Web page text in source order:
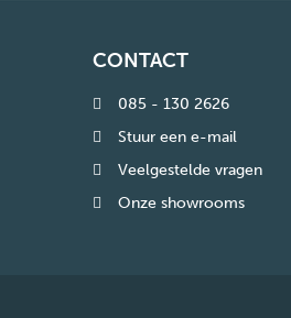
CONTACT
085 - 130 2626
Stuur een e-mail
Veelgestelde vragen
Onze showrooms